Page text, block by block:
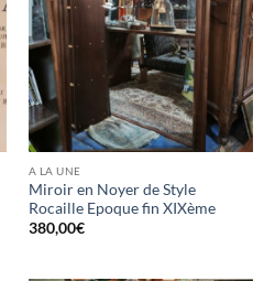
A LA UNE
Miroir en Noyer de Style
Rocaille Epoque fin XIXème
380,00€